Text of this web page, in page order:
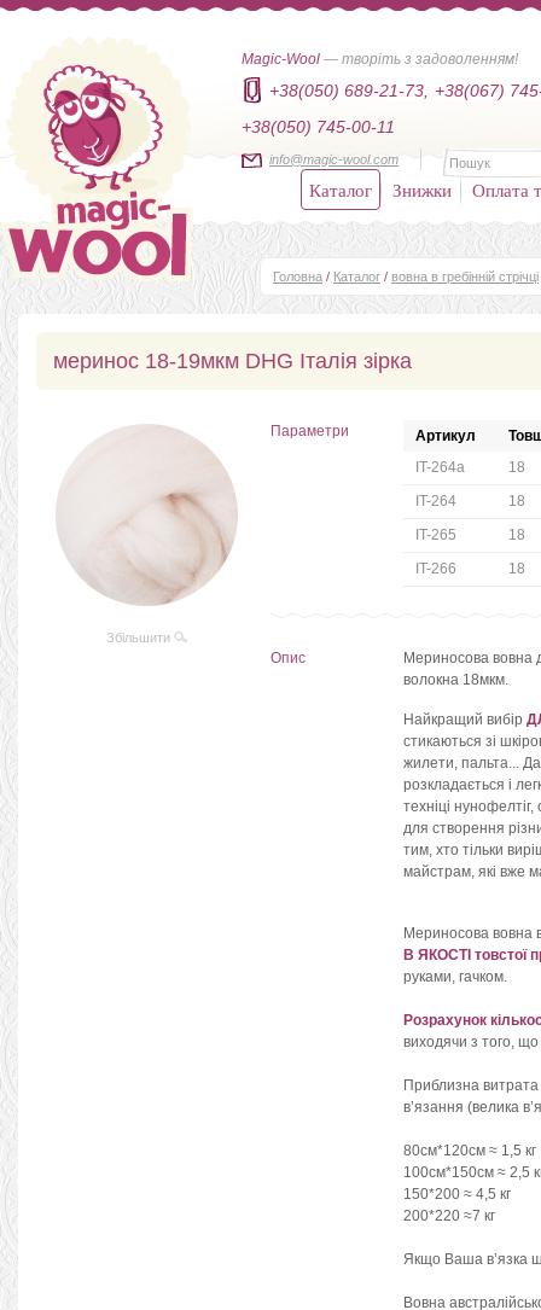
Magic-Wool — творіть з задоволенням!
+38(050) 689-21-73,
+38(067)
+38(050) 745-00-11
info@magic-wool.com
Каталог Знижки Оплата
Головна / Каталог / вовна в гребінній стрічці
меринос 18-19мкм DHG Італія зірка
Збільшити
Параметри Артикул
IT-264a
18
IT-264
18
IT-265
18
IT-266
18
Опис
Мериносова вовна
волокна 18мкм.
Найкращий вибір
стикаються зі
жилети, пальта...
розкладається і
техніці
для створення
тим, хто тільки
майстрам, які вже
Мериносова вовна
В ЯКОСТІ товстої
руками, гачком.
Розрахунок
виходячи з того,
Приблизна
в’язання (велика
80см*120см ≈ 1,5 кг
100см*150см ≈ 2,5
150*200 ≈ 4,5 кг
200*220 ≈7 кг
Якщо Ваша в’язка
Вовна